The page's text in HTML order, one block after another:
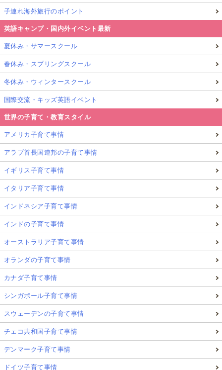
子連れ海外旅行のポイント
英語キャンプ・国内外イベント最新
夏休み・サマースクール
春休み・スプリングスクール
冬休み・ウィンタースクール
国際交流・キッズ英語イベント
世界の子育て・教育スタイル
アメリカ子育て事情
アラブ首長国連邦の子育て事情
イギリス子育て事情
イタリア子育て事情
インドネシア子育て事情
インドの子育て事情
オーストラリア子育て事情
オランダの子育て事情
カナダ子育て事情
シンガポール子育て事情
スウェーデンの子育て事情
チェコ共和国子育て事情
デンマーク子育て事情
ドイツ子育て事情